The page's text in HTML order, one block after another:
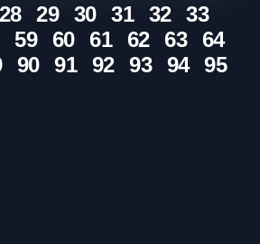
28 29 30 31 32
33
59 60 61 62 63
64
90 91 92 93 94
95